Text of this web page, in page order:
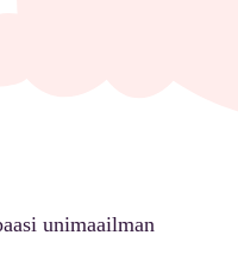
unimaailman